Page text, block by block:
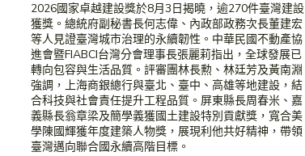
2026國家卓越建設獎於8月3日揭曉，逾270件臺灣建設
獲獎。總統府副秘書長何志偉、內政部政務次長董建宏
等人見證臺灣城市治理的永續韌性。中華民國不動產協
進會暨FIABCI台灣分會理事長張麗莉指出，全球發展已
轉向包容與生活品質。評審團林長勲、林廷芳及黃南淵
強調，上海商銀總行與臺北、臺中、高雄等地建設，結
合科技與社會責任提升工程品質。屏東縣長周春米、嘉
義縣長翁章梁及簡學義獲國土建設特別貢獻獎，寬合美
學陳國輝獲年度建築人物獎，展現利他共好精神，帶領
臺灣邁向聯合國永續高階目標。